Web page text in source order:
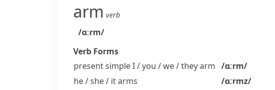
arm verb
/ɑːrm/
Verb Forms
present simple I / you / we / theyarm /ɑːrm/
he / she / itarms
/ɑːrmz/